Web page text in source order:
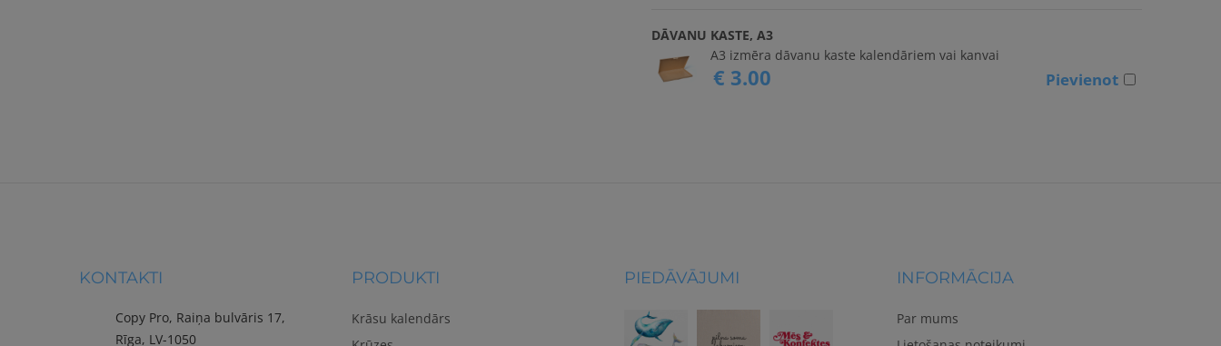
DĀVANU KASTE, A3
A3 izmēra dāvanu kaste kalendāriem vai kanvai
Pievienot
€ 3.00
KONTAKTI
Copy Pro, Raiņa bulvāris 17,
Rīga, LV-1050
PRODUKTI
Krāsu kalendārs
PIEDĀVĀJUMI INFORMĀCIJA
Par mums